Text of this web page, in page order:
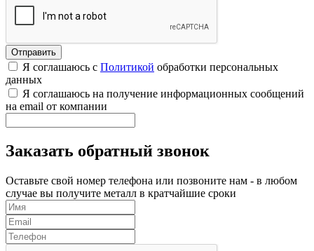
Я соглашаюсь с Политикой обработки персональных
данных
Я соглашаюсь на получение информационных сообщений
на email от компании
Заказать обратный звонок
Оставьте свой номер телефона или позвоните нам - в любом
случае вы получите металл в кратчайшие сроки